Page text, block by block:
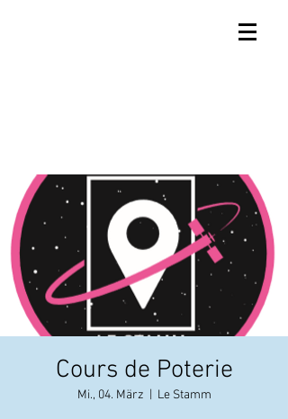
Cours de Poterie
Mi., 04. März Le Stamm